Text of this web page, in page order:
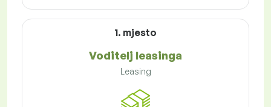
1. mjesto
Voditelj leasinga
Leasing